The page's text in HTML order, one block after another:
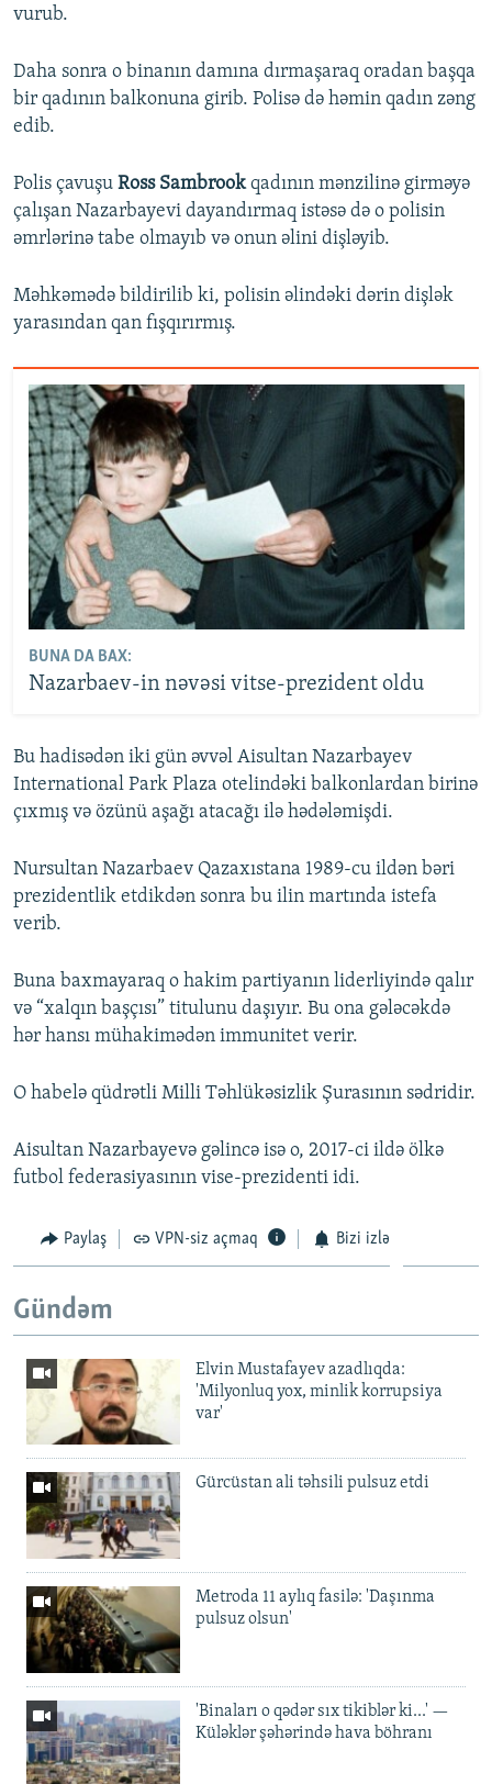
vurub.
Daha sonra o binanın damına dırmaşaraq oradan başqa
bir qadının balkonuna girib. Polisə də həmin qadın zəng
edib.
Polis çavuşu Ross Sambrookqadının mənzilinə girməyə
çalışan Nazarbayevi dayandırmaq istəsə də o polisin
əmrlərinə tabe olmayıb və onun əlini dişləyib.
Məhkəmədə bildirilib ki, polisin əlindəki dərin dişlək
yarasından qan fışqırırmış.
BUNA DA BAX:
Nazarbaev-in nəvəsi vitse-prezident oldu
Bu hadisədən iki gün əvvəl Aisultan Nazarbayev
International Park Plaza otelindəki balkonlardan birinə
çıxmış və özünü aşağı atacağı ilə hədələmişdi.
Nursultan Nazarbaev Qazaxıstana 1989-cu ildən bəri
prezidentlik etdikdən sonra bu ilin martında istefa
verib.
Buna baxmayaraq o hakim partiyanın liderliyində qalır
və “xalqın başçısı” titulunu daşıyır. Bu ona gələcəkdə
hər hansı mühakimədən immunitet verir.
O habelə qüdrətli Milli Təhlükəsizlik Şurasının sədridir.
Aisultan Nazarbayevə gəlincə isə o, 2017-ci ildə ölkə
futbol federasiyasının vise-prezidenti idi.
Paylaş VPN-siz açmaq Bizi izlə
Gündəm
Elvin Mustafayev azadlıqda:
'Milyonluq yox, minlik korrupsiya
var'
Gürcüstan ali təhsili pulsuz etdi
Metroda 11 aylıq fasilə: 'Daşınma
pulsuz olsun'
'Binaları o qədər sıx tikiblər ki...' —
Küləklər şəhərində hava böhranı